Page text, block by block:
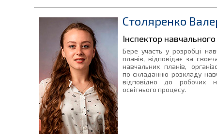
Столяренко
Інспектор навчального
Бере участь у розробці
планів, відповідає за
навчальних планів,
по складанню розкладу
відповідно до робочих
освітнього процесу.